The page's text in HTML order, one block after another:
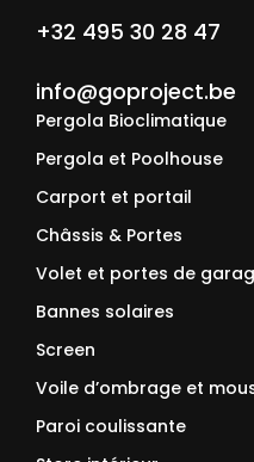
+32 495 30 28 47
info@goproject.be
Pergola Bioclimatique
Pergola et Poolhouse
Carport et portail
Châssis & Portes
Volet et portes de
Bannes solaires
Screen
Voile d’ombrage et
Paroi coulissante